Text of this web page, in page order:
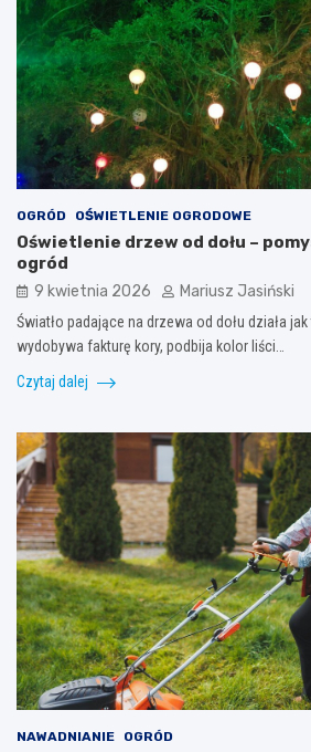
OGRÓD OŚWIETLENIE OGRODOWE
Oświetlenie drzew od dołu –
ogród
9 kwietnia 2026 Mariusz Jasiński
Światło padające na drzewa od dołu działa
wydobywa fakturę kory, podbija kolor liści…
Czytaj dalej
NAWADNIANIE OGRÓD